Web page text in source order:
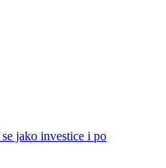
jako investice i po